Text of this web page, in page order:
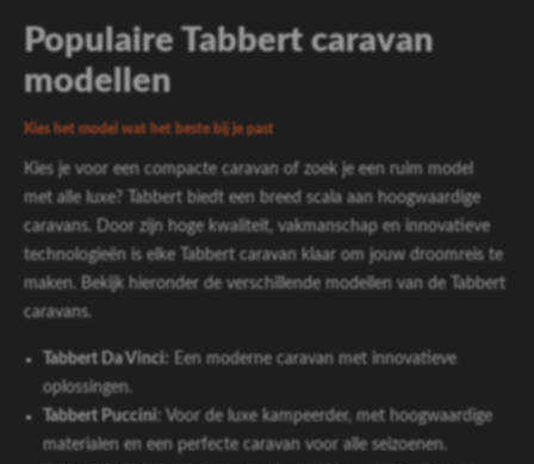
Populaire Tabbert caravan
modellen
Kies het model wat het beste bij je past
Kies je voor een compacte caravan of zoek je een ruim model
met alle luxe? Tabbert biedt een breed scala aan hoogwaardige
caravans. Door zijn hoge kwaliteit, vakmanschap en innovatieve
technologieën is elke Tabbert caravan klaar om jouw droomreis te
maken. Bekijk hieronder de verschillende modellen van de Tabbert
caravans.
Tabbert Da Vinci: Een moderne caravan met innovatieve
oplossingen.
Tabbert Puccini : Voor de luxe kampeerder, met hoogwaardige
materialen en een perfecte caravan voor alle seizoenen.